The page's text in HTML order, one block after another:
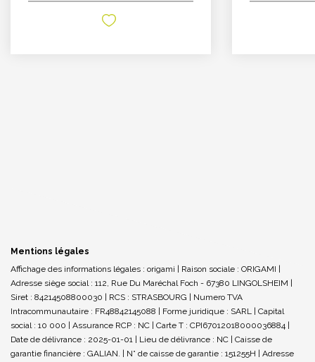
Mentions légales
Affichage des informations légales : origami | Raison sociale : ORIGAMI |
Adresse siège social : 112, Rue Du Maréchal Foch - 67380 LINGOLSHEIM |
Siret : 84214508800030 | RCS : STRASBOURG | Numero TVA
Intracommunautaire : FR48842145088 | Forme juridique : SARL | Capital
social : 10 000 | Assurance RCP : NC | Carte T : CPI67012018000036884 |
Date de délivrance : 2025-01-01 | Lieu de délivrance : NC | Caisse de
garantie financière : GALIAN. | N° de caisse de garantie : 151255H | Adresse